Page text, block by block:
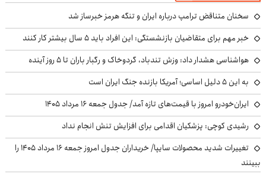
سخنان متناقض ترامپ درباره ایران و تنگه هرمز خبرساز شد
خبر مهم برای متقاضیان بازنشستگی: این افراد باید ۵ سال بیشتر کار کنند
هواشناسی هشدار داد: وزش تندباد، گردوخاک و رگبار باران تا ۵ روز آینده
به این ۵ دلیل اساسی؛ آمریکا بازنده جنگ ایران است
ایران‌خودرو امروز با قیمت‌های تازه آمد/ جدول جمعه ۱۶ مرداد ۱۴۰۵
رشیدی کوچی: پزشکیان اقدامی برای افزایش تنش انجام نداد
تغییرات شدید محصولات سایپا/ خریداران جدول امروز جمعه ۱۶ مرداد ۱۴۰۵ را
ببینند